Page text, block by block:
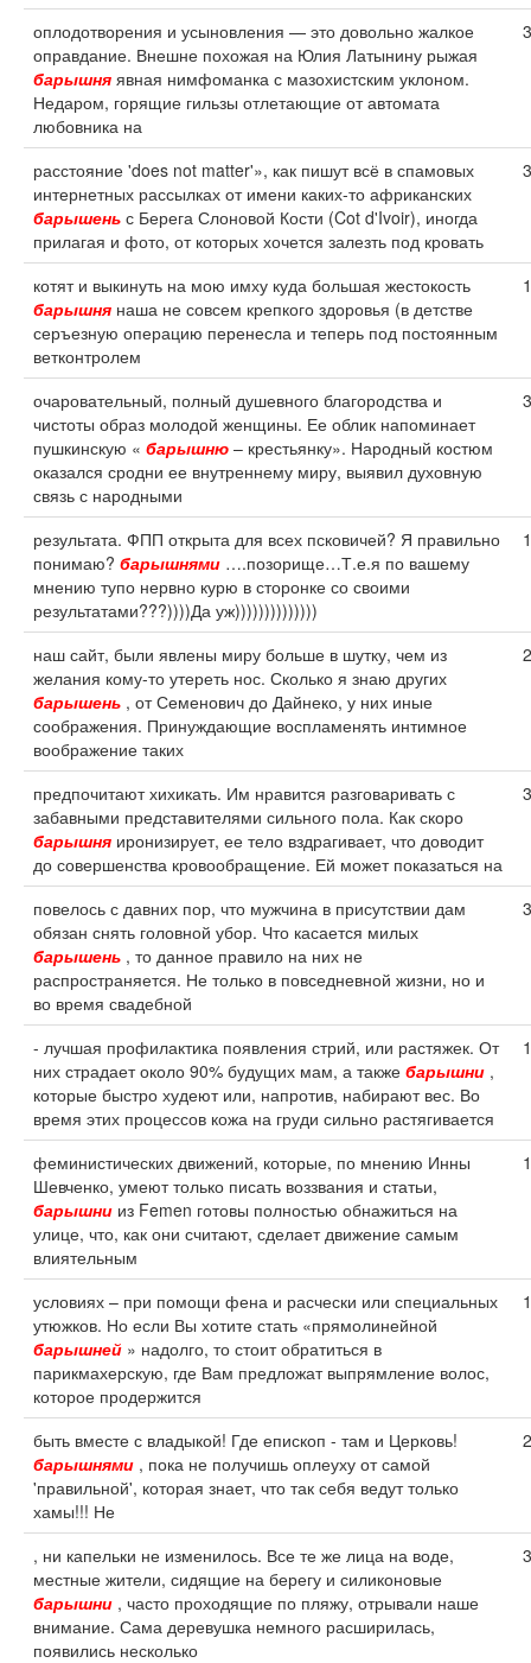
оплодотворения и усыновления — это довольно жалкое
оправдание. Внешне похожая на Юлия Латынину рыжая
барышня явная нимфоманка с мазохистским уклоном.
Недаром, горящие гильзы отлетающие от автомата
любовника на
3
расстояние 'does not matter'», как пишут всё в спамовых
интернетных рассылках от имени каких-то африканских
барышень с Берега Слоновой Кости (Cot d'Ivoir), иногда
прилагая и фото, от которых хочется залезть под кровать
3
котят и выкинуть на мою имху куда большая жестокость
барышня наша не совсем крепкого здоровья (в детстве
серъезную операцию перенесла и теперь под постоянным
ветконтролем
1
очаровательный, полный душевного благородства и
чистоты образ молодой женщины. Ее облик напоминает
пушкинскую « барышню – крестьянку». Народный костюм
оказался сродни ее внутреннему миру, выявил духовную
связь с народными
3
результата. ФПП открыта для всех псковичей? Я правильно
понимаю? барышнями ….позорище…Т.е.я по вашему
мнению тупо нервно курю в сторонке со своими
результатами???))))Да уж))))))))))))))
1
наш сайт, были явлены миру больше в шутку, чем из
желания кому-то утереть нос. Сколько я знаю других
барышень , от Семенович до Дайнеко, у них иные
соображения. Принуждающие воспламенять интимное
воображение таких
2
предпочитают хихикать. Им нравится разговаривать с
забавными представителями сильного пола. Как скоро
барышня иронизирует, ее тело вздрагивает, что доводит
до совершенства кровообращение. Ей может показаться на
3
повелось с давних пор, что мужчина в присутствии дам
обязан снять головной убор. Что касается милых
барышень , то данное правило на них не
распространяется. Не только в повседневной жизни, но и
во время свадебной
3
- лучшая профилактика появления стрий, или растяжек. От
них страдает около 90% будущих мам, а также барышни ,
которые быстро худеют или, напротив, набирают вес. Во
время этих процессов кожа на груди сильно растягивается
1
феминистических движений, которые, по мнению Инны
Шевченко, умеют только писать воззвания и статьи,
барышни из Femen готовы полностью обнажиться на
улице, что, как они считают, сделает движение самым
влиятельным
1
условиях – при помощи фена и расчески или специальных
утюжков. Но если Вы хотите стать «прямолинейной
барышней » надолго, то стоит обратиться в
парикмахерскую, где Вам предложат выпрямление волос,
которое продержится
1
быть вместе с владыкой! Где епископ - там и Церковь!
барышнями , пока не получишь оплеуху от самой
'правильной', которая знает, что так себя ведут только
хамы!!! Не
2
, ни капельки не изменилось. Все те же лица на воде,
местные жители, сидящие на берегу и силиконовые
барышни , часто проходящие по пляжу, отрывали наше
внимание. Сама деревушка немного расширилась,
появились несколько
3